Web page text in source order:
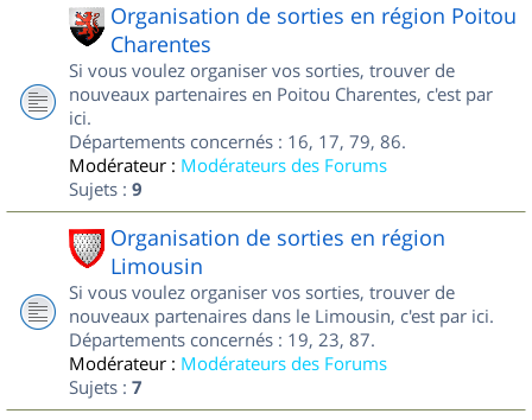
Organisation de sorties en région Poitou
Charentes
Si vous voulez organiser vos sorties, trouver de
nouveaux partenaires en Poitou Charentes, c'est par
ici.
Départements concernés : 16, 17, 79, 86.
Modérateur : Modérateurs des Forums
Sujets : 9
Organisation de sorties en région
Limousin
Si vous voulez organiser vos sorties, trouver de
nouveaux partenaires dans le Limousin, c'est par ici.
Départements concernés : 19, 23, 87.
Modérateur : Modérateurs des Forums
Sujets : 7